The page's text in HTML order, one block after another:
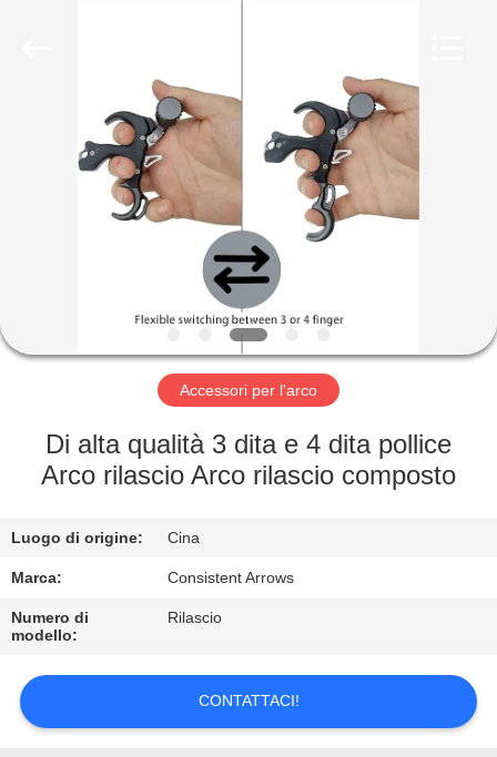
PRODOTTI
GIRO
FABBRICA
DI
QUALITÀ
CONTATTICI
RICHIEDA
Accessori per l'arco
Di alta qualità 3 dita e 4 dita pollice
Arco rilascio Arco rilascio composto
Luogo di origine: Cina
Marca: Consistent Arrows
Numero di
modello:
Rilascio
CONTATTACI!